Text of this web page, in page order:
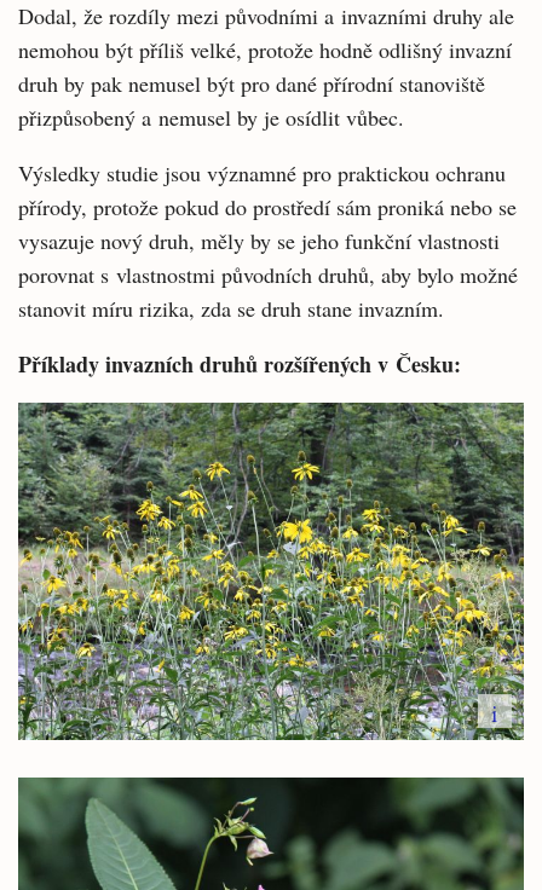
Dodal, že rozdíly mezi původními a invazními druhy ale
nemohou být příliš velké, protože hodně odlišný invazní
druh by pak nemusel být pro dané přírodní stanoviště
přizpůsobený a nemusel by je osídlit vůbec.
Výsledky studie jsou významné pro praktickou ochranu
přírody, protože pokud do prostředí sám proniká nebo se
vysazuje nový druh, měly by se jeho funkční vlastnosti
porovnat s vlastnostmi původních druhů, aby bylo možné
stanovit míru rizika, zda se druh stane invazním.
Příklady invazních druhů rozšířených v Česku:
i